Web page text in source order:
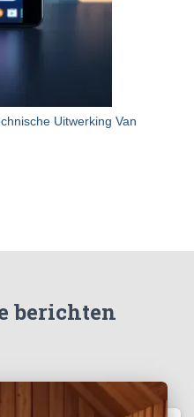
Uitwerking Van
berichten